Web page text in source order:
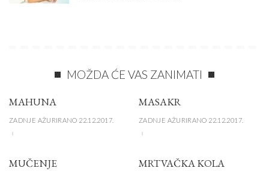
MOŽDA ĆE VAS ZANIMATI
MAHUNA
ZADNJE AŽURIRANO 22.12.2017.
MASAKR
ZADNJE AŽURIRANO 22.12.2017.
MUČENJE MRTVAČKA KOLA